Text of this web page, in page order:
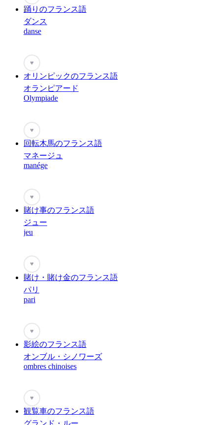
踊りのフランス語
ダンス
danse
♥
オリンピックのフランス語
オランピアード
Olympiade
♥
回転木馬のフランス語
マネージュ
manége
♥
賭け事のフランス語
ジュー
jeu
♥
賭け・賭け金のフランス語
パリ
pari
♥
影絵のフランス語
オンブル・シノワーズ
ombres chinoises
♥
観覧車のフランス語